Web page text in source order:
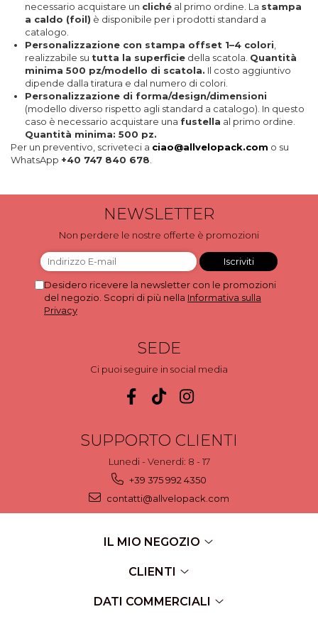
Scatole per Panettone
Scatole per Panettone e Rotoli
Dolci
Scatole per Uova e Figure di
Cioccolato
Scatole Personalizzate
Scatole Senza Finestra per Mini
Pasticcini
Supporti per Pasticcini
Vassoi per Pasticcini e Torte
necessario acquistare un cliché al primo ordine. La stampa
a caldo (foil) è disponibile per i prodotti standard a
catalogo.
Personalizzazione con stampa offset 1–4 colori,
realizzabile su tutta la superficie della scatola. Quantità
minima 500 pz/modello di scatola. Il costo aggiuntivo
dipende dalla tiratura e dal numero di colori.
Personalizzazione di forma/design/dimensioni
(modello diverso rispetto agli standard a catalogo). In questo
caso è necessario acquistare una fustella al primo ordine.
Quantità minima: 500 pz.
Per un preventivo, scriveteci a ciao@allvelopack.com o su
WhatsApp +40 747 840 678.
NEWSLETTER
Non perdere le nostre offerte è promozioni
Desidero ricevere la newsletter con le promozioni
del negozio. Scopri di più nella Informativa sulla
Privacy
SEDE
Ci puoi seguire in social media
SUPPORTO CLIENTI
Lunedi - Venerdi: 8 - 17
+39 375 992 4350
contatti@allvelopack.com
IL MIO NEGOZIO
CLIENTI
DATI COMMERCIALI